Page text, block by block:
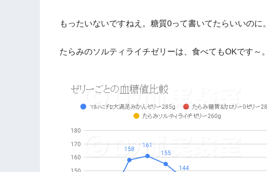
もったいないですねえ。糖質0って書いてたらいいのに。
たらみのソルティライチゼリーは、食べてもOKです～。